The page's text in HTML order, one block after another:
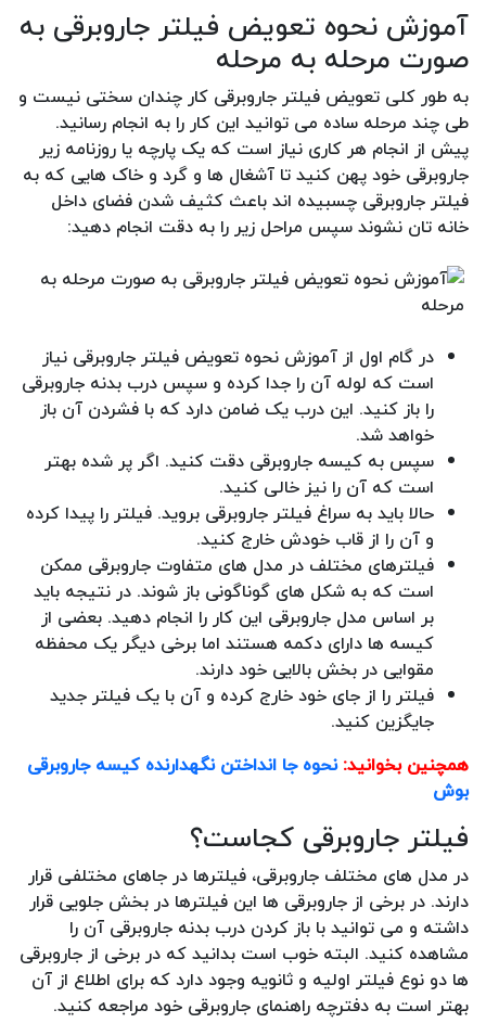
آموزش نحوه تعویض فیلتر جاروبرقی به
صورت مرحله به مرحله
به طور کلی تعویض فیلتر جاروبرقی کار چندان سختی نیست و
طی چند مرحله ساده می توانید این کار را به انجام رسانید.
پیش از انجام هر کاری نیاز است که یک پارچه یا روزنامه زیر
جاروبرقی خود پهن کنید تا آشغال ها و گرد و خاک هایی که به
فیلتر جاروبرقی چسبیده اند باعث کثیف شدن فضای داخل
خانه تان نشوند سپس مراحل زیر را به دقت انجام دهید:
در گام اول از آموزش نحوه تعویض فیلتر جاروبرقی نیاز
است که لوله آن را جدا کرده و سپس درب بدنه جاروبرقی
را باز کنید. این درب یک ضامن دارد که با فشردن آن باز
خواهد شد.
سپس به کیسه جاروبرقی دقت کنید. اگر پر شده بهتر
است که آن را نیز خالی کنید.
حالا باید به سراغ فیلتر جاروبرقی بروید. فیلتر را پیدا کرده
و آن را از قاب خودش خارج کنید.
فیلترهای مختلف در مدل های متفاوت جاروبرقی ممکن
است که به شکل های گوناگونی باز شوند. در نتیجه باید
بر اساس مدل جاروبرقی این کار را انجام دهید. بعضی از
کیسه ها دارای دکمه هستند اما برخی دیگر یک محفظه
مقوایی در بخش بالایی خود دارند.
فیلتر را از جای خود خارج کرده و آن با یک فیلتر جدید
جایگزین کنید.
همچنین بخوانید:نحوه جا انداختن نگهدارنده کیسه جاروبرقی
بوش
فیلتر جاروبرقی کجاست؟
در مدل های مختلف جاروبرقی، فیلترها در جاهای مختلفی قرار
دارند. در برخی از جاروبرقی ها این فیلترها در بخش جلویی قرار
داشته و می توانید با باز کردن درب بدنه جاروبرقی آن را
مشاهده کنید. البته خوب است بدانید که در برخی از جاروبرقی
ها دو نوع فیلتر اولیه و ثانویه وجود دارد که برای اطلاع از آن
بهتر است به دفترچه راهنمای جاروبرقی خود مراجعه کنید.